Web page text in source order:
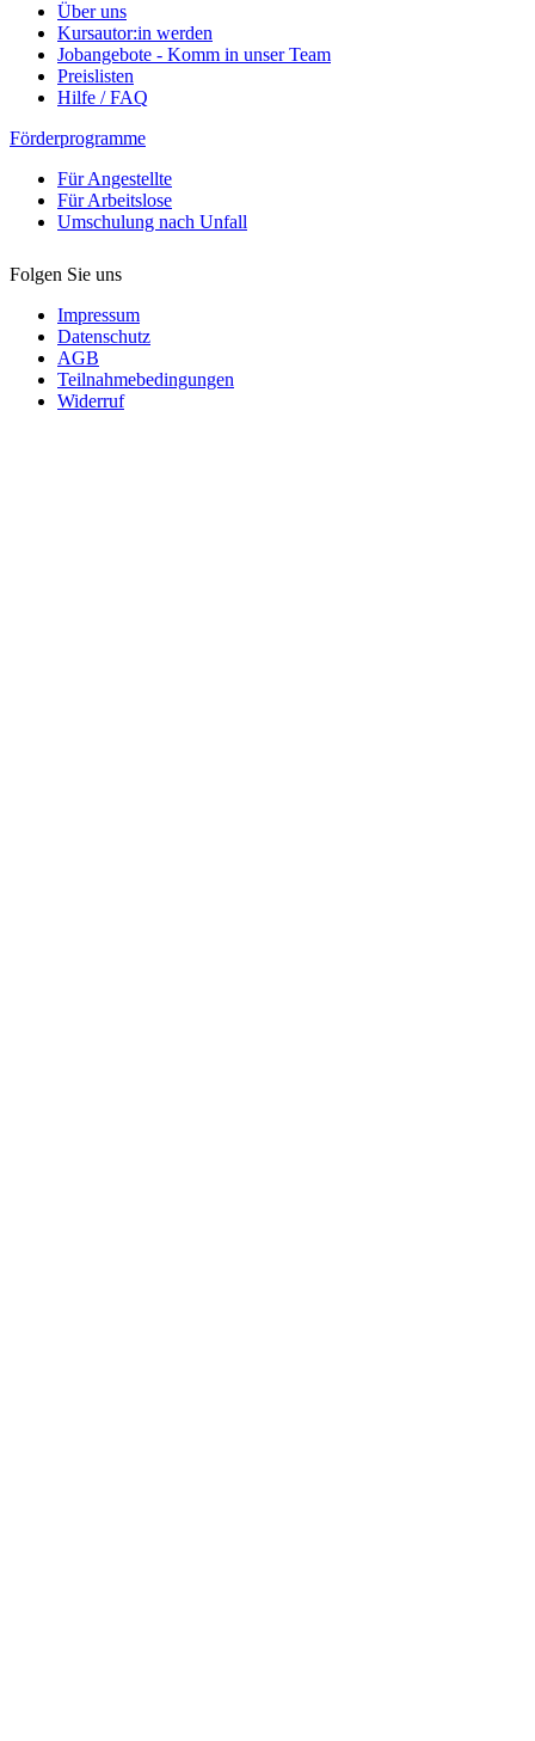
Über uns
Kursautor:in werden
Jobangebote - Komm in unser Team
Preislisten
Hilfe / FAQ
Förderprogramme
Für Angestellte
Für Arbeitslose
Umschulung nach Unfall
Folgen Sie uns
Impressum
Datenschutz
AGB
Teilnahmebedingungen
Widerruf